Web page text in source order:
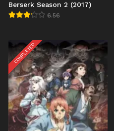
Berserk Season 2 (2017)
6.56
COMPLETED